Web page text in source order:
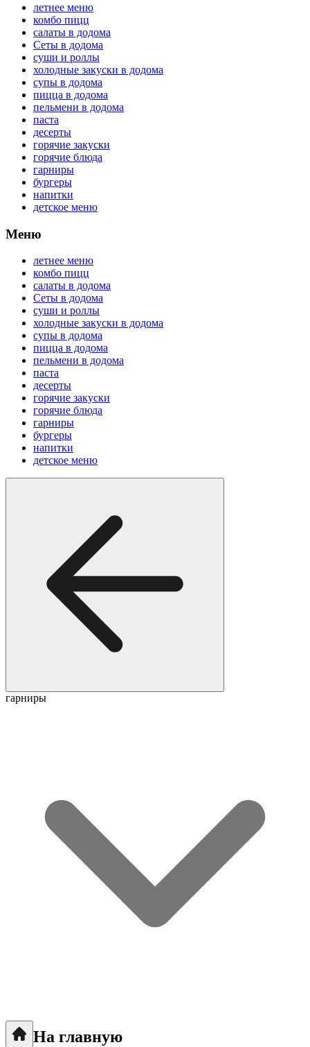
летнее меню
комбо пицц
салаты в додома
Сеты в додома
суши и роллы
холодные закуски в додома
супы в додома
пицца в додома
пельмени в додома
паста
десерты
горячие закуски
горячие блюда
гарниры
бургеры
напитки
детское меню
Меню
летнее меню
комбо пицц
салаты в додома
Сеты в додома
суши и роллы
холодные закуски в додома
супы в додома
пицца в додома
пельмени в додома
паста
десерты
горячие закуски
горячие блюда
гарниры
бургеры
напитки
детское меню
гарниры
На главную